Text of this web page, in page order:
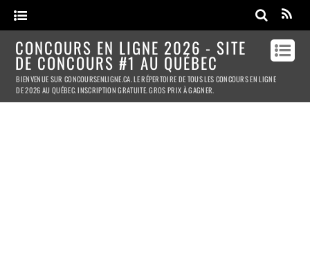
CONCOURS EN LIGNE 2026 - SITE
DE CONCOURS #1 AU QUÉBEC
BIENVENUE SUR CONCOURSENLIGNE.CA. LE RÉPERTOIRE DE TOUS LES CONCOURS EN LIGNE
DE 2026 AU QUÉBEC. INSCRIPTION GRATUITE. GROS PRIX À GAGNER.